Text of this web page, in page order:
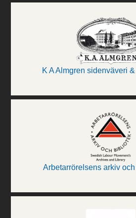
K A Almgren sidenväveri
Arbetarrörelsens arkiv